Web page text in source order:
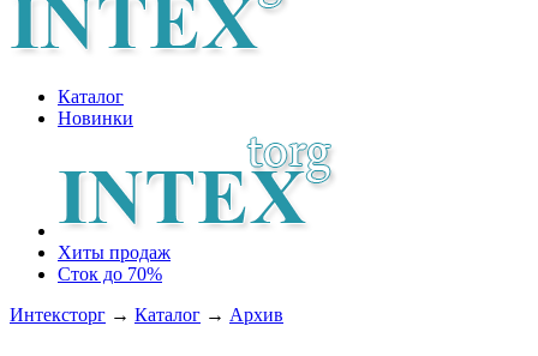
Каталог
Новинки
Хиты продаж
Сток до 70%
Интексторг → Каталог → Архив